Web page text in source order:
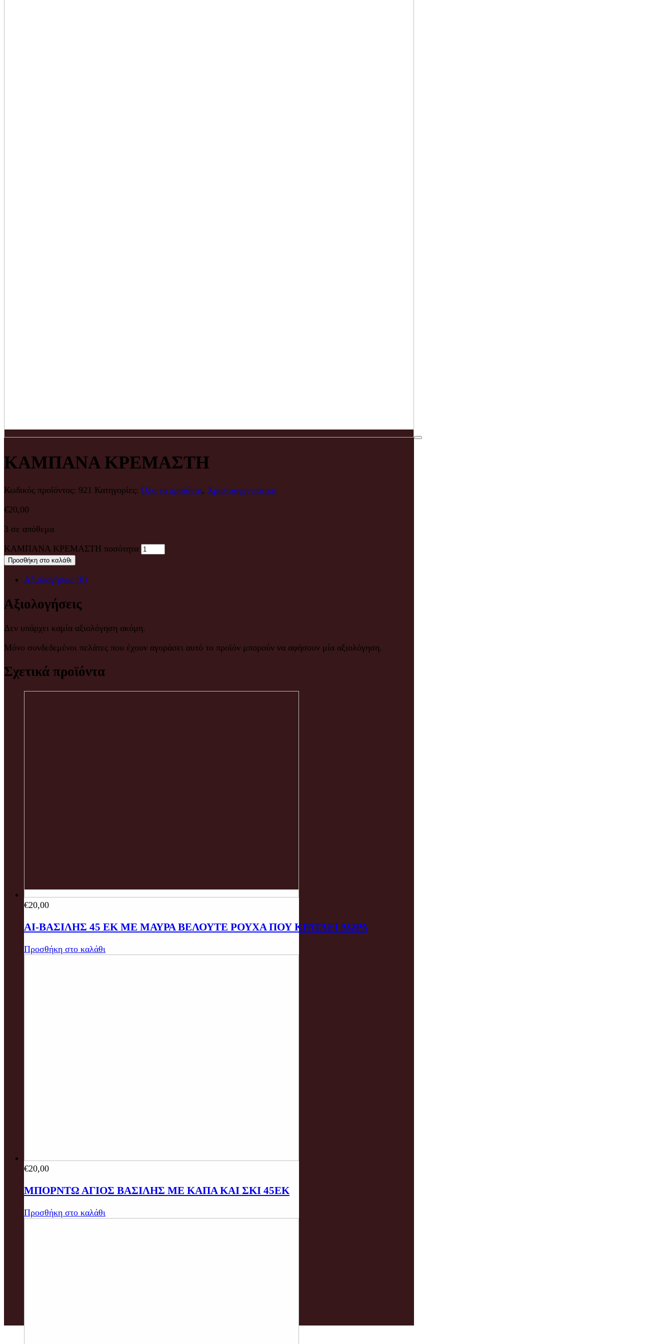
ΚΑΜΠΑΝΑ ΚΡΕΜΑΣΤΗ
Κωδικός προϊόντος: 921 Κατηγορίες:Όλα τα προϊόντα, Χριστουγεννιάτικα
€20,00
3 σε απόθεμα
ΚΑΜΠΑΝΑ ΚΡΕΜΑΣΤΗ ποσότητα
Προσθήκη στο καλάθι
Αξιολογήσεις (0)
Αξιολογήσεις
Δεν υπάρχει καμία αξιολόγηση ακόμη.
Μόνο συνδεδεμένοι πελάτες που έχουν αγοράσει αυτό το προϊόν μπορούν να αφήσουν μία αξιολόγηση.
Σχετικά προϊόντα
€20,00
ΑΙ-ΒΑΣΙΛΗΣ 45 ΕΚ ΜΕ ΜΑΥΡΑ ΒΕΛΟΥΤΕ ΡΟΥΧΑ ΠΟΥ ΚΡΑΤΑΕΙ ΔΩΡΑ
Προσθήκη στο καλάθι
€20,00
ΜΠΟΡΝΤΩ ΑΓΙΟΣ ΒΑΣΙΛΗΣ ΜΕ ΚΑΠΑ ΚΑΙ ΣΚΙ 45ΕΚ
Προσθήκη στο καλάθι